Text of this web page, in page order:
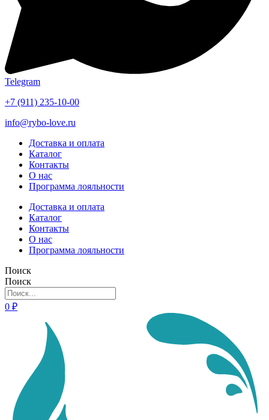
Telegram
+7 (911) 235-10-00
info@rybo-love.ru
Доставка и оплата
Каталог
Контакты
О нас
Программа лояльности
Доставка и оплата
Каталог
Контакты
О нас
Программа лояльности
Поиск
Поиск
0 ₽